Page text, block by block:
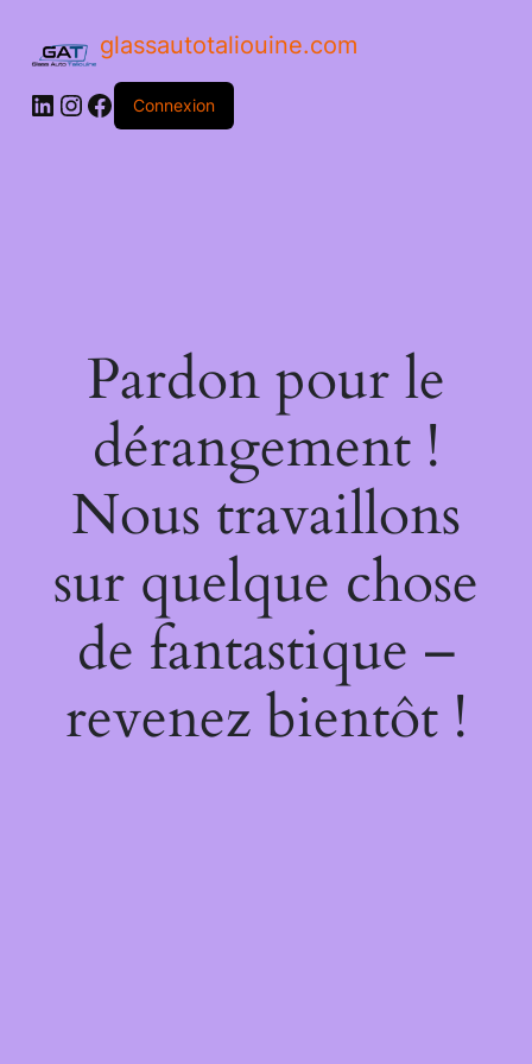
glassautotaliouine.com
Connexion
Pardon pour le
dérangement !
Nous travaillons
sur quelque chose
de fantastique –
revenez bientôt !